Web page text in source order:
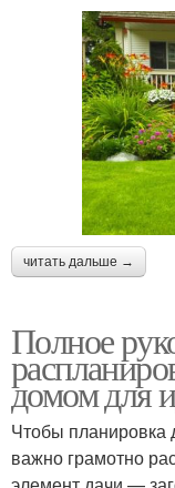
читать дальше →
Полное
домом для
Чтобы планировка
важно грамотно